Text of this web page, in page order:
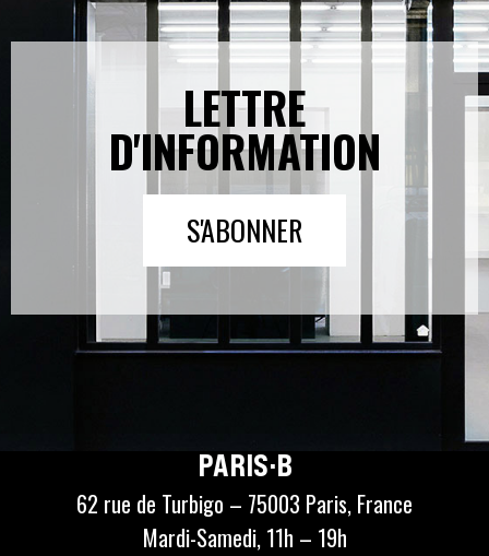
LETTRE
D'INFORMATION
S'ABONNER
PARIS·B
62 rue de Turbigo – 75003 Paris, France
Mardi-Samedi, 11h – 19h